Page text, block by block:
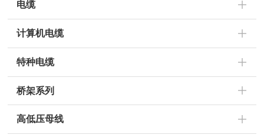
电缆
计算机电缆
特种电缆
桥架系列
高低压母线